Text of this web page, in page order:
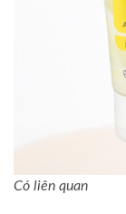
Có liên quan